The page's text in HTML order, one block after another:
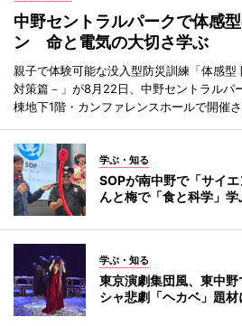
中野セントラルパークで体感
ン 命と電気の大切さ学ぶ
親子で体験可能な没入型防災訓練「体感
対策篇－」が8月22日、中野セントラルパ
棟地下1階・カンファレンスホールで開催さ
学ぶ・知る
SOPが南中野で「サイ
んと梅で「食と科学」学
学ぶ・知る
東京演劇集団風、東中
シャ悲劇「ヘカベ」題材